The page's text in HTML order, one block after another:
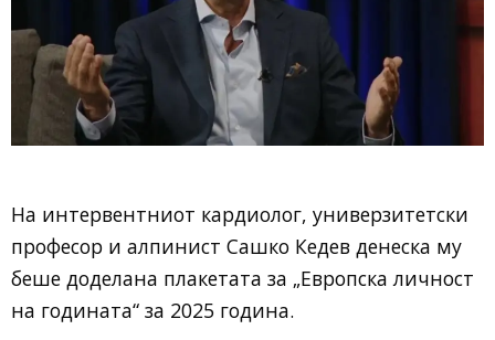
На интервентниот кардиолог, универзитетски
професор и алпинист Сашко Кедев денеска му
беше доделана плакетата за „Европска личност
на годината“ за 2025 година.